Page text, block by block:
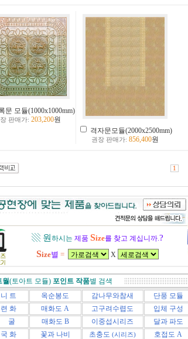
문 모듈(1000x1000mm)
판매가: 203,200원
격자문모듈(2000x2500mm)
권장 판매가: 856,400원
1
▧ 원 하시는 제품 Size를 찾고 계십니까.?
Size별 = X
월(토아트 모듈)포인트 작품별 검색
트
옥순봉도 감나무와참새 단풍 모듈
화
매화도 A 고구려수렵도 입체 구성
굴
매화도 B 이중섭시리즈 달과 파도
화
꽃과 나비 초충도(시리즈) 호접도 A